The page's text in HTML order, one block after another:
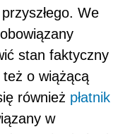
We
stan faktyczny
też o wiążącą
również płatnik
w